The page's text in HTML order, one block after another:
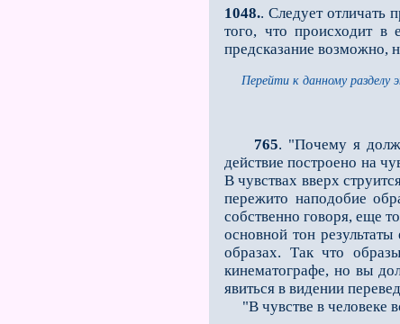
1048.. Следует отличать
того, что происходит в
предсказание возможно,
Перейти к данному разделу
765. "Почему я
действие построено на
В чувствах вверх
пережито наподобие
собственно говоря, еще
основной тон
образах. Так что
кинематографе, но вы
явиться в виде­нии
"В чувстве в человеке